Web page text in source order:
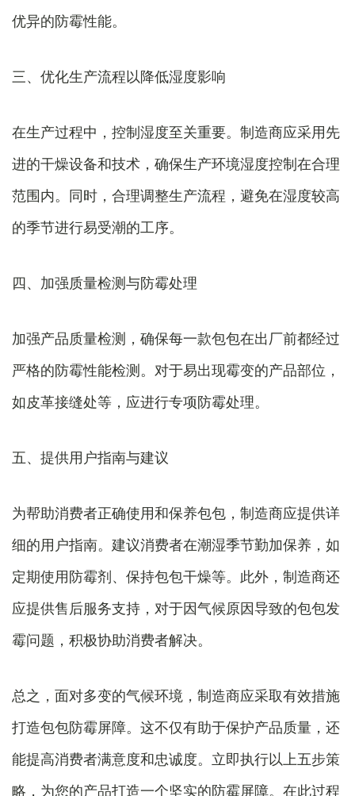
优异的防霉性能。
三、优化生产流程以降低湿度影响
在生产过程中，控制湿度至关重要。制造商应采用先
进的干燥设备和技术，确保生产环境湿度控制在合理
范围内。同时，合理调整生产流程，避免在湿度较高
的季节进行易受潮的工序。
四、加强质量检测与防霉处理
加强产品质量检测，确保每一款包包在出厂前都经过
严格的防霉性能检测。对于易出现霉变的产品部位，
如皮革接缝处等，应进行专项防霉处理。
五、提供用户指南与建议
为帮助消费者正确使用和保养包包，制造商应提供详
细的用户指南。建议消费者在潮湿季节勤加保养，如
定期使用防霉剂、保持包包干燥等。此外，制造商还
应提供售后服务支持，对于因气候原因导致的包包发
霉问题，积极协助消费者解决。
总之，面对多变的气候环境，制造商应采取有效措施
打造包包防霉屏障。这不仅有助于保护产品质量，还
能提高消费者满意度和忠诚度。立即执行以上五步策
略，为您的产品打造一个坚实的防霉屏障。在此过程